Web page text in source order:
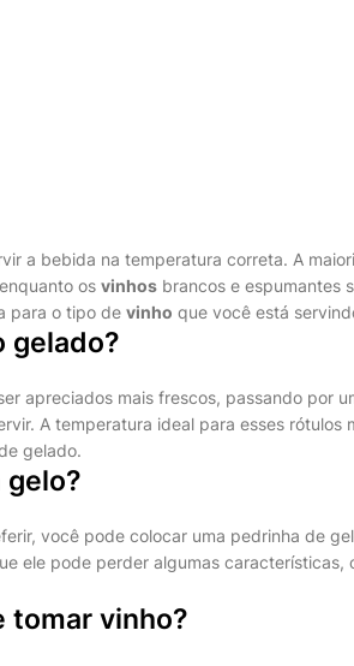
a bebida na temperatura correta. A
os vinhos brancos e espumantes
para o tipo de vinho que você está
gelado?
apreciados mais frescos, passando por
A temperatura ideal para esses rótulos
gelado.
gelo?
você pode colocar uma pedrinha de
ele pode perder algumas características,
tomar vinho?